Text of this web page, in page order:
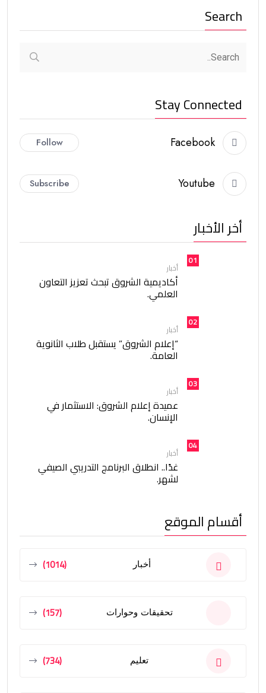
Search
Stay Connected
Facebook
Follow
Youtube
Subscribe
أخر الأخبار
01
أخبار
أكاديمية الشروق تبحث تعزيز التعاون
العلمي.
02
أخبار
“إعلام الشروق” يستقبل طلاب الثانوية
العامة.
03
أخبار
عميدة إعلام الشروق: الاستثمار في
الإنسان.
04
أخبار
غدًا.. انطلاق البرنامج التدريبي الصيفي
لشهر.
أقسام الموقع
أخبار (1014)
تحقيقات وحوارات (157)
تعليم (734)